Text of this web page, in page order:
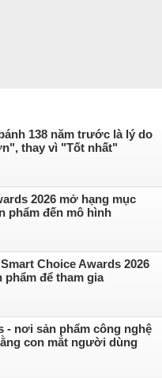
138 năm trước là lý do
thay vì "Tốt nhất"
2026 mở hạng mục
phẩm đến mô hình
Choice Awards 2026
phẩm để tham gia
- nơi sản phẩm công nghệ
con mắt người dùng